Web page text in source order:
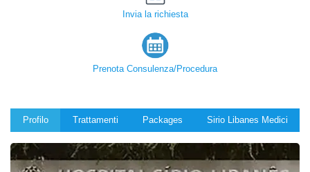
Invia la richiesta
Prenota Consulenza/Procedura
Profilo Trattamenti Packages Sirio Libanes Medici